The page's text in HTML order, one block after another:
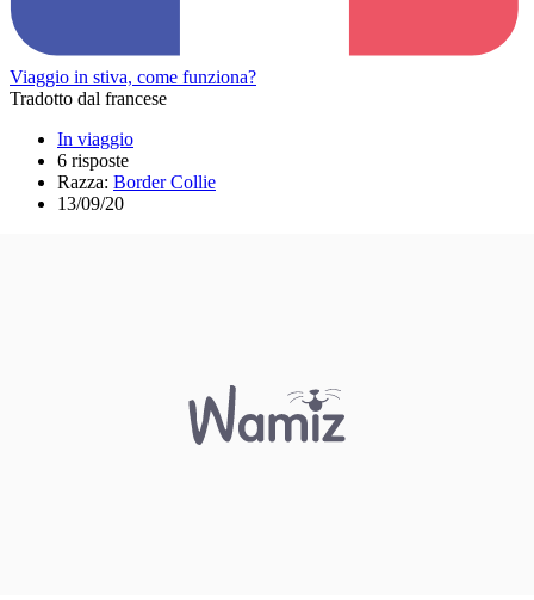
Viaggio in stiva, come funziona?
Tradotto dal francese
In viaggio
6 risposte
Razza: Border Collie
13/09/20